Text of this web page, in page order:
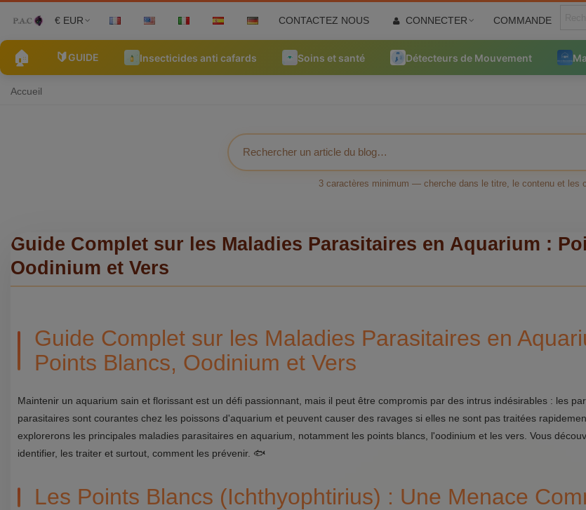
€ EUR CONTACTEZ NOUS CONNECTER COMMANDE
🏠 🔰GUIDE Insecticides anti cafards Soins et santé Détecteurs de Mouvement
Accueil
3 caractères minimum — cherche dans le titre, le contenu et les
Guide Complet sur les Maladies Parasitaires en Aquarium :
Oodinium et Vers
Guide Complet sur les Maladies Parasitaires en
Points Blancs, Oodinium et Vers
Maintenir un aquarium sain et florissant est un défi passionnant, mais il peut être compromis par des intrus indésirables : les
parasitaires sont courantes chez les poissons d'aquarium et peuvent causer des ravages si elles ne sont pas traitées
explorerons les principales maladies parasitaires en aquarium, notamment les points blancs, l'oodinium et les vers. Vous
identifier, les traiter et surtout, comment les prévenir. 🐟
Les Points Blancs (Ichthyophtirius) : Une Menace